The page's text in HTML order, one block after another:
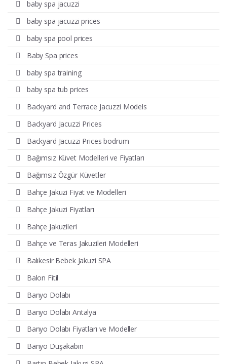
baby spa jacuzzi
baby spa jacuzzi prices
baby spa pool prices
Baby Spa prices
baby spa training
baby spa tub prices
Backyard and Terrace Jacuzzi Models
Backyard Jacuzzi Prices
Backyard Jacuzzi Prices bodrum
Bağımsız Küvet Modelleri ve Fiyatları
Bağımsız Özgür Küvetler
Bahçe Jakuzi Fiyat ve Modelleri
Bahçe Jakuzi Fiyatları
Bahçe Jakuzileri
Bahçe ve Teras Jakuzileri Modelleri
Balıkesir Bebek Jakuzi SPA
Balon Fitil
Banyo Dolabı
Banyo Dolabı Antalya
Banyo Dolabı Fiyatları ve Modeller
Banyo Duşakabin